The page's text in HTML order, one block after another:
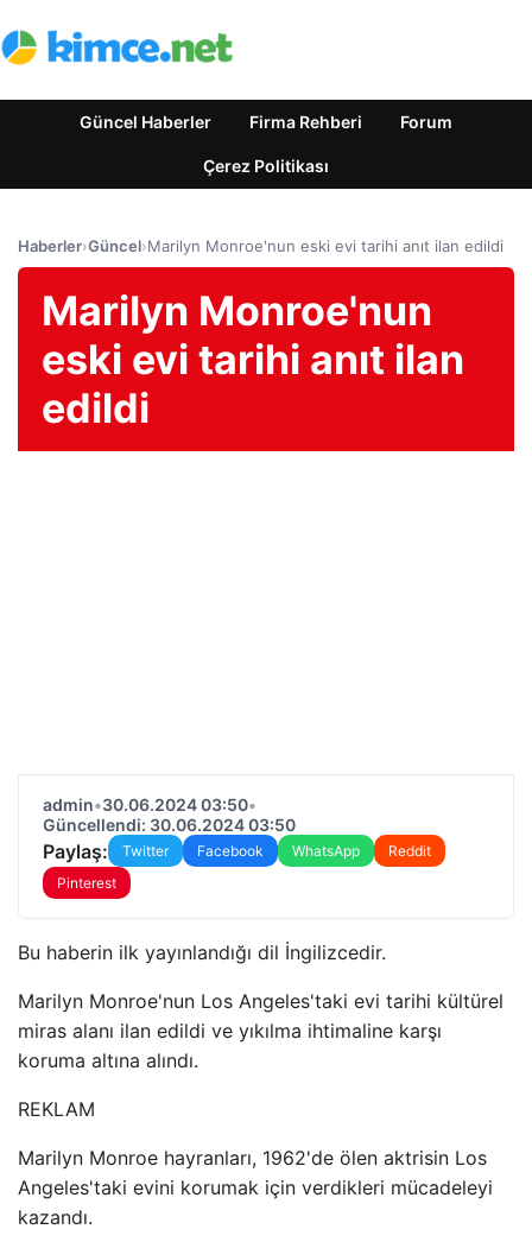
Güncel Haberler Firma Rehberi Forum
Çerez Politikası
Haberler›Güncel›Marilyn Monroe'nun eski evi tarihi anıt ilan edildi
Marilyn Monroe'nun
eski evi tarihi anıt ilan
edildi
admin•30.06.2024 03:50•
Güncellendi: 30.06.2024 03:50
Paylaş: Twitter Facebook WhatsApp
Reddit
Pinterest
Bu haberin ilk yayınlandığı dil İngilizcedir.
Marilyn Monroe'nun Los Angeles'taki evi tarihi kültürel
miras alanı ilan edildi ve yıkılma ihtimaline karşı
koruma altına alındı.
REKLAM
Marilyn Monroe hayranları, 1962'de ölen aktrisin Los
Angeles'taki evini korumak için verdikleri mücadeleyi
kazandı.